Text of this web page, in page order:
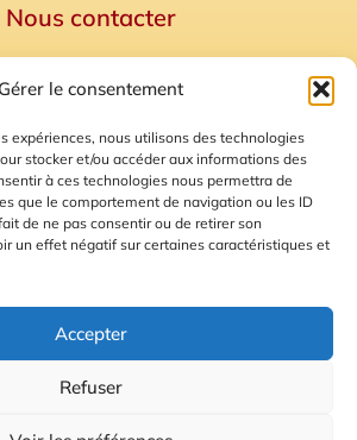
Gérer le consentement
expériences, nous utilisons des technologies
stocker et/ou accéder aux informations des
à ces technologies nous permettra de
que le comportement de navigation ou les ID
de ne pas consentir ou de retirer son
un effet négatif sur certaines caractéristiques et
Accepter
Refuser
Nous contacter
Plan du site
des Cookies
© 2026 Radio Calade